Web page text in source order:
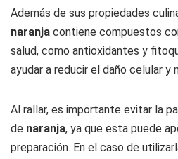
Además de sus propiedades
naranja contiene compuestos
salud, como antioxidantes y
ayudar a reducir el daño celular y
Al rallar, es importante evitar la
de naranja, ya que esta puede
preparación. En el caso de